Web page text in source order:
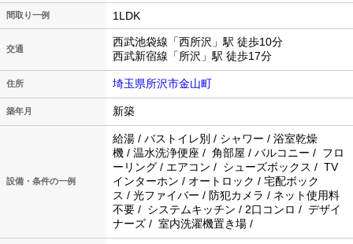
間取り一例 1LDK
交通
西武池袋線「西所沢」駅 徒歩10分
西武新宿線「所沢」駅 徒歩17分
住所 埼玉県所沢市金山町
築年月 新築
設備・条件の一例
給湯 / バストイレ別 / シャワー / 浴室乾燥
機 / 温水洗浄便座 / 角部屋 / バルコニー / フロ
ーリング / エアコン / シューズボックス / TV
インターホン / オートロック / 宅配ボック
ス / 光ファイバー / 防犯カメラ / ネット使用料
不要 / システムキッチン / 2口コンロ / デザイ
ナーズ / 室内洗濯機置き場 /